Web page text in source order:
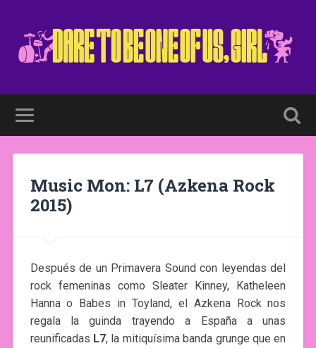
Music Mon: L7 (Azkena Rock
2015)
Después de un Primavera Sound con leyendas del
rock femeninas como Sleater Kinney, Katheleen
Hanna o Babes in Toyland, el Azkena Rock nos
regala la guinda trayendo a España a unas
reunificadas L7, la mitiquísima banda grunge que en